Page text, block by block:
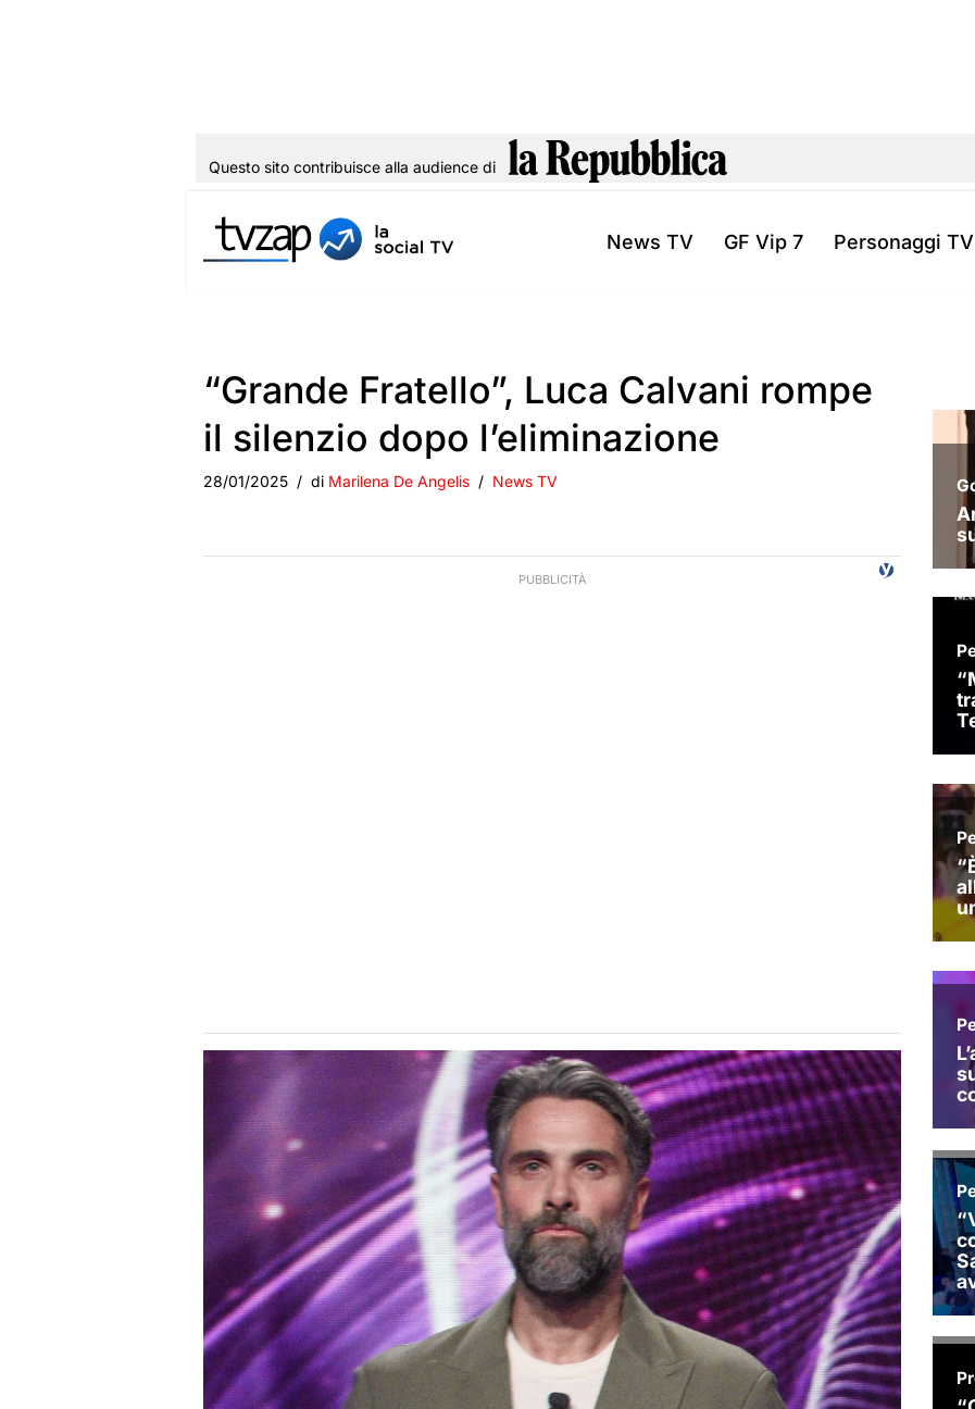
al
Questo sito contribuisce alla audience di
News TV GF Vip 7 Personaggi TV
“Grande Fratello”, Luca Calvani rompe
il silenzio dopo l’eliminazione
28/01/2025 di Marilena De Angelis News TV